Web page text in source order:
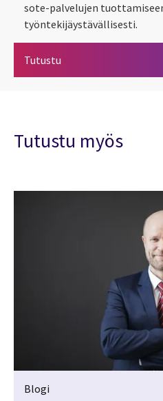
sote-palvelujen
työntekijäystävällisesti.
Tutustu OMNI360 –
Tutustu myös
Blogi